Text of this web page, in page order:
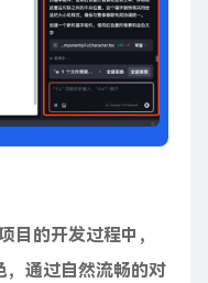
目的开发过程中，
，通过自然流畅的对